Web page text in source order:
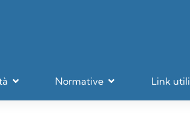
Normative Link utili